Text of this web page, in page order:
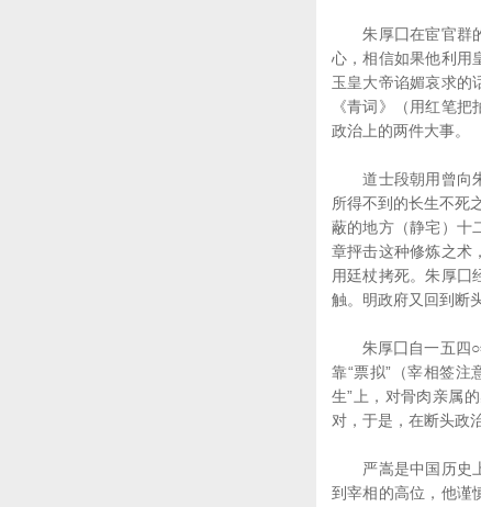
朱厚囗在宦官群的
心，相信如果他利用
玉皇大帝谄媚哀求的
《青词》（用红笔
政治上的两件大事。
道士段朝用曾向朱
所得不到的长生不死
蔽的地方（静宅）十
章抨击这种修炼之术
用廷杖拷死。朱厚囗
触。明政府又回到断
朱厚囗自一五四○
靠“票拟”（宰相签注
生”上，对骨肉亲属
对，于是，在断头政
严嵩是中国历史上
到宰相的高位，他谨